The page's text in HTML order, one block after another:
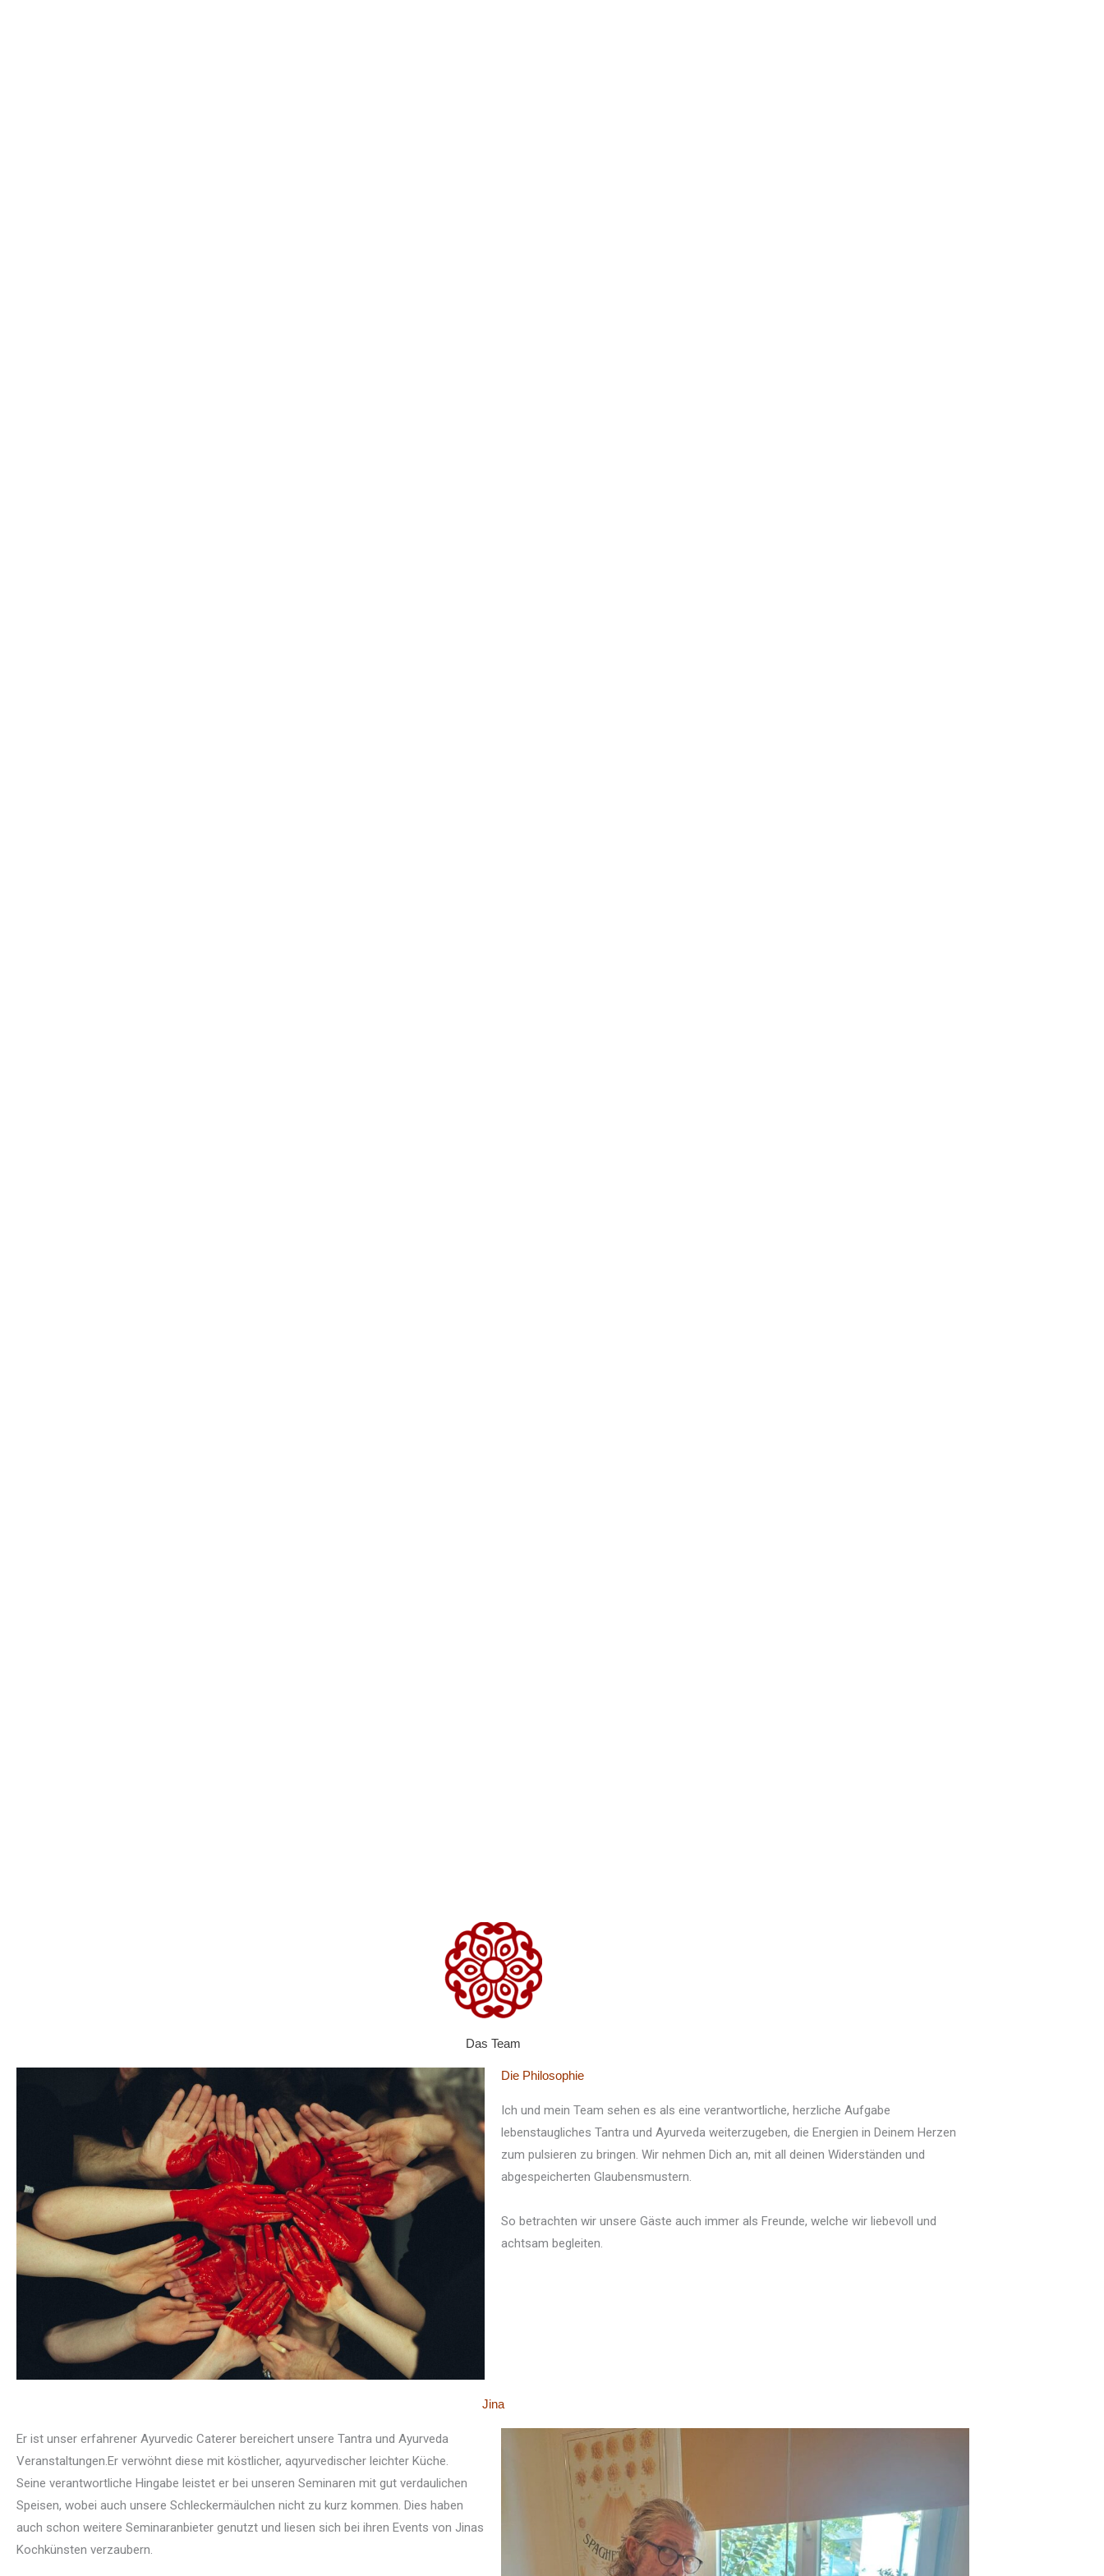
Das Team
Die Philosophie
Ich und mein Team sehen es als eine verantwortliche, herzliche Aufgabe
lebenstaugliches Tantra und Ayurveda weiterzugeben, die Energien in Deinem Herzen
zum pulsieren zu bringen. Wir nehmen Dich an, mit all deinen Widerständen und
abgespeicherten Glaubensmustern.
So betrachten wir unsere Gäste auch immer als Freunde, welche wir liebevoll und
achtsam begleiten.
Jina
Er ist unser erfahrener Ayurvedic Caterer bereichert unsere Tantra und Ayurveda
Veranstaltungen.Er verwöhnt diese mit köstlicher, aqyurvedischer leichter Küche.
Seine verantwortliche Hingabe leistet er bei unseren Seminaren mit gut verdaulichen
Speisen, wobei auch unsere Schleckermäulchen nicht zu kurz kommen. Dies haben
auch schon weitere Seminaranbieter genutzt und liesen sich bei ihren Events von Jinas
Kochkünsten verzaubern.